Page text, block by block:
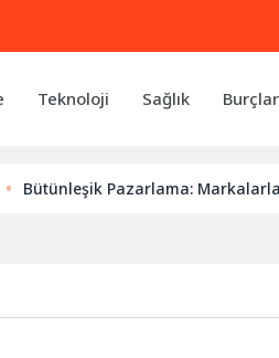
Teknoloji Sağlık
Markalarla Güçlü